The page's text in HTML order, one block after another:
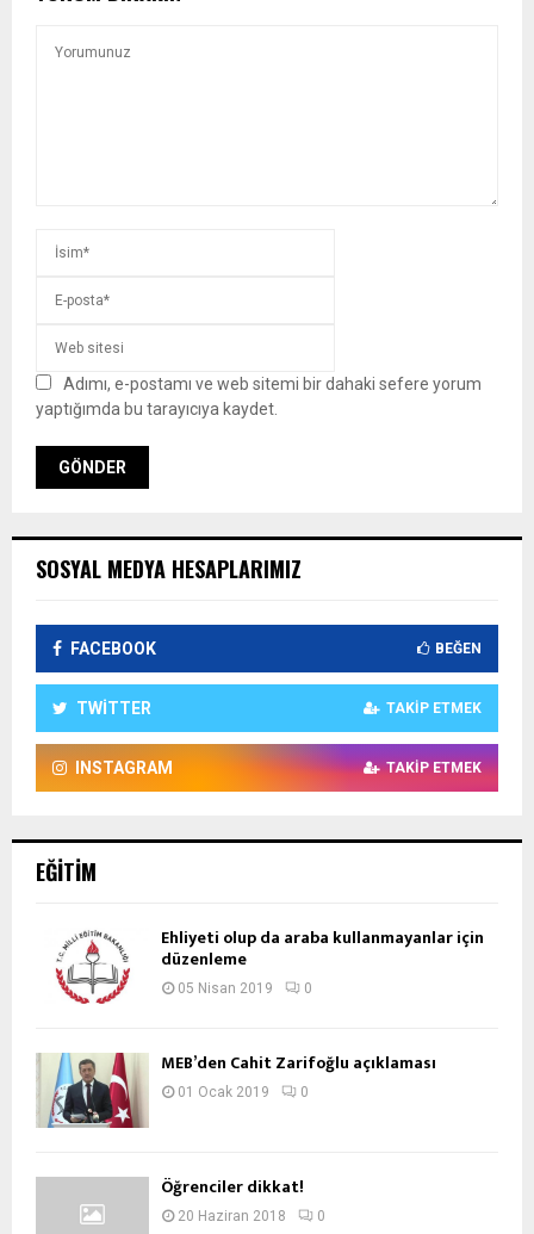
Adımı, e-postamı ve web sitemi bir dahaki sefere yorum
yaptığımda bu tarayıcıya kaydet.
SOSYAL MEDYA HESAPLARIMIZ
FACEBOOK BEĞEN
TWITTER TAKIP ETMEK
INSTAGRAM TAKIP ETMEK
EĞITIM
Ehliyeti olup da araba kullanmayanlar için
düzenleme
05 Nisan 2019 0
MEB’den Cahit Zarifoğlu açıklaması
01 Ocak 2019 0
Öğrenciler dikkat!
20 Haziran 2018 0